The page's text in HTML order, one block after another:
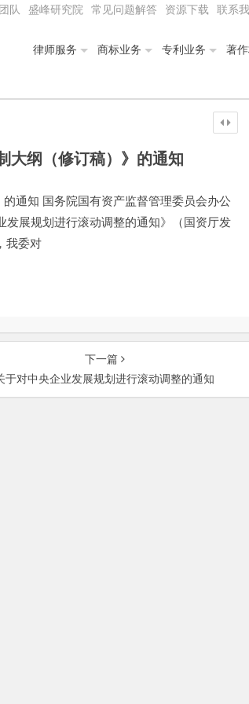
队 盛峰研究院 常见问题解答 资源下载 联系
律师服务 商标业务 专利业务 著
大纲（修订稿）》的通知
通知 国务院国有资产监督管理委员会办公
发展规划进行滚动调整的通知》（国资厅发
我委对
下一篇
于对中央企业发展规划进行滚动调整的通知